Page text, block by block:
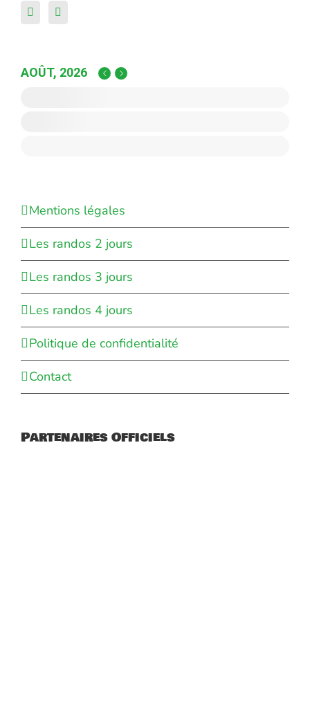
AOÛT, 2026
Mentions légales
Les randos 2 jours
Les randos 3 jours
Les randos 4 jours
Politique de confidentialité
Contact
Partenaires Officiels